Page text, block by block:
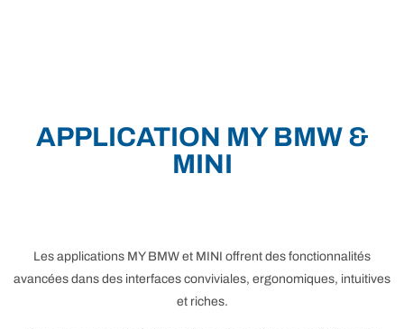
APPLICATION MY BMW &
MINI
Les applications MY BMW et MINI offrent des fonctionnalités
avancées dans des interfaces conviviales, ergonomiques, intuitives
et riches.